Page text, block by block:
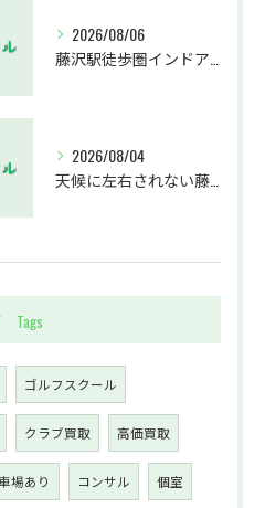
2026/08/06
2026/08/04
Tags
ゴルフスクール
クラブ買取 高価買取
場あり コンサル 個室